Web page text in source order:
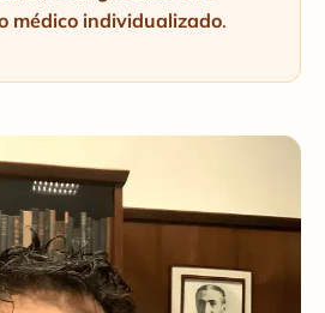
médico individualizado.